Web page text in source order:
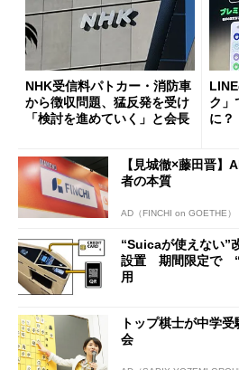
NHK受信料パトカー・消防車
から徴収問題、猛反発を受け
「検討を進めていく」と会長
ク」
に
【見城徹×藤田晋】
者の本質
AD（FINCHI on GOETHE）
“Suicaが使えない”
設置 期間限定で “
用
トップ棋士が中学
会